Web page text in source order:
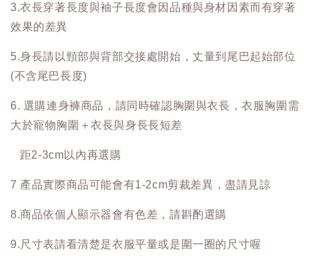
3.衣長穿著長度與袖子長度會因品種與身材因素而有穿著
效果的差異
5.身長請以頸部與背部交接處開始，丈量到尾巴起始部位
(不含尾巴長度)
6. 選購連身褲商品，請同時確認胸圍與衣長，衣服胸圍需
大於寵物胸圍＋衣長與身長長短差
距2-3cm以內再選購
7 產品實際商品可能會有1-2cm剪裁差異，盡請見諒
8.商品依個人顯示器會有色差，請斟酌選購
9.尺寸表請看清楚是衣服平量或是圍一圈的尺寸喔